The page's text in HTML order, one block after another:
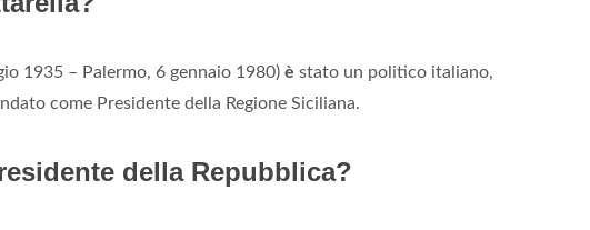
1935 – Palermo, 6 gennaio 1980) è stato un politico italiano,
come Presidente della Regione Siciliana.
della Repubblica?